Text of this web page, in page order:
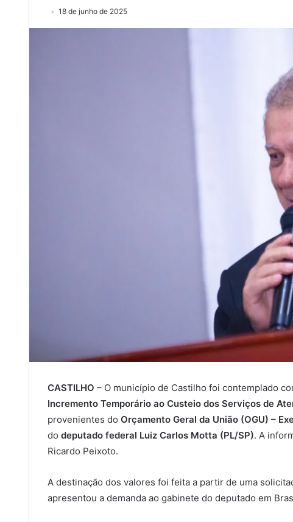
18 de junho de 2025
CASTILHO – O município de Castilho foi contemplado
Incremento Temporário ao Custeio dos Serviços de
provenientes do Orçamento Geral da União (OGU) –
do deputado federal Luiz Carlos Motta (PL/SP). A
Ricardo Peixoto.
A destinação dos valores foi feita a partir de uma
apresentou a demanda ao gabinete do deputado em